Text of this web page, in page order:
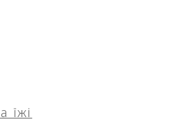
їжі